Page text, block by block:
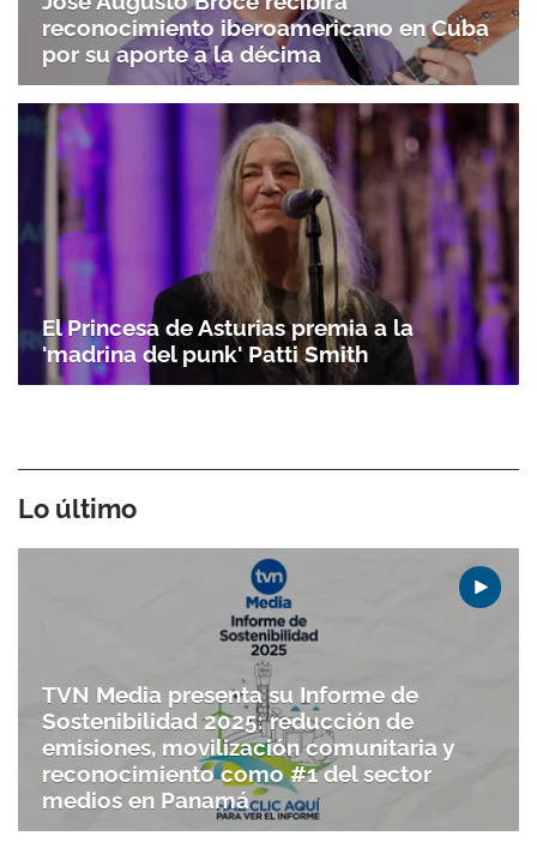
reconocimiento iberoamericano en Cuba
por su aporte a la décima
El Princesa de Asturias premia a la
'madrina del punk' Patti Smith
Lo último
TVN Media presenta su Informe de
Sostenibilidad 2025: reducción de
emisiones, movilización comunitaria y
reconocimiento como #1 del sector
medios en Panamá